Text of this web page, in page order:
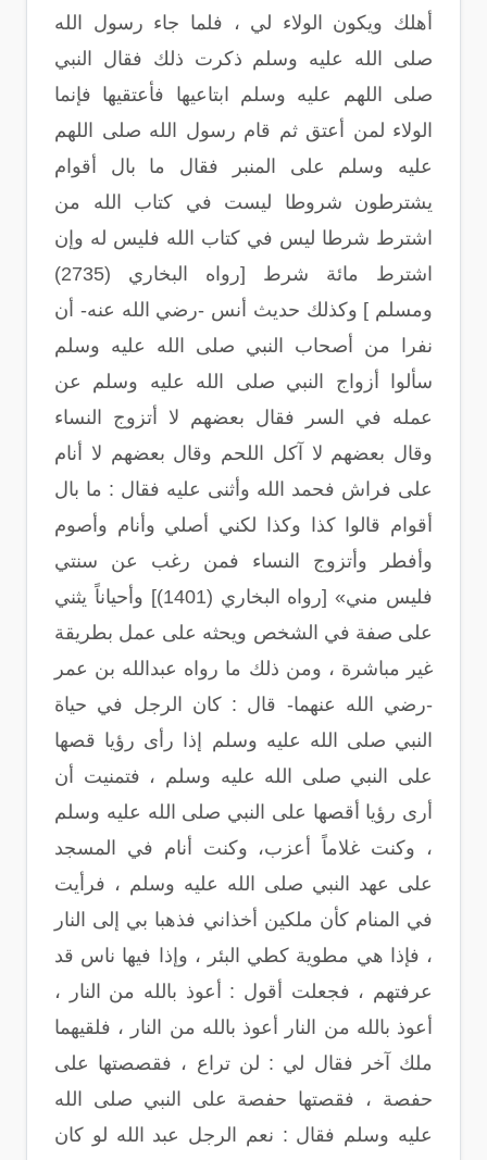
أهلك ويكون الولاء لي ، فلما جاء رسول الله
صلى الله عليه وسلم ذكرت ذلك فقال النبي
صلى اللهم عليه وسلم ابتاعيها فأعتقيها فإنما
الولاء لمن أعتق ثم قام رسول الله صلى اللهم
عليه وسلم على المنبر فقال ما بال أقوام
يشترطون شروطا ليست في كتاب الله من
اشترط شرطا ليس في كتاب الله فليس له وإن
اشترط مائة شرط [رواه البخاري (2735)
ومسلم ] وكذلك حديث أنس -رضي الله عنه- أن
نفرا من أصحاب النبي صلى الله عليه وسلم
سألوا أزواج النبي صلى الله عليه وسلم عن
عمله في السر فقال بعضهم لا أتزوج النساء
وقال بعضهم لا آكل اللحم وقال بعضهم لا أنام
على فراش فحمد الله وأثنى عليه فقال : ما بال
أقوام قالوا كذا وكذا لكني أصلي وأنام وأصوم
وأفطر وأتزوج النساء فمن رغب عن سنتي
فليس مني» [رواه البخاري (1401)] وأحياناً يثني
على صفة في الشخص ويحثه على عمل بطريقة
غير مباشرة ، ومن ذلك ما رواه عبدالله بن عمر
-رضي الله عنهما- قال : كان الرجل في حياة
النبي صلى الله عليه وسلم إذا رأى رؤيا قصها
على النبي صلى الله عليه وسلم ، فتمنيت أن
أرى رؤيا أقصها على النبي صلى الله عليه وسلم
، وكنت غلاماً أعزب، وكنت أنام في المسجد
على عهد النبي صلى الله عليه وسلم ، فرأيت
في المنام كأن ملكين أخذاني فذهبا بي إلى النار
، فإذا هي مطوية كطي البئر ، وإذا فيها ناس قد
عرفتهم ، فجعلت أقول : أعوذ بالله من النار ،
أعوذ بالله من النار أعوذ بالله من النار ، فلقيهما
ملك آخر فقال لي : لن تراع ، فقصصتها على
حفصة ، فقصتها حفصة على النبي صلى الله
عليه وسلم فقال : نعم الرجل عبد الله لو كان